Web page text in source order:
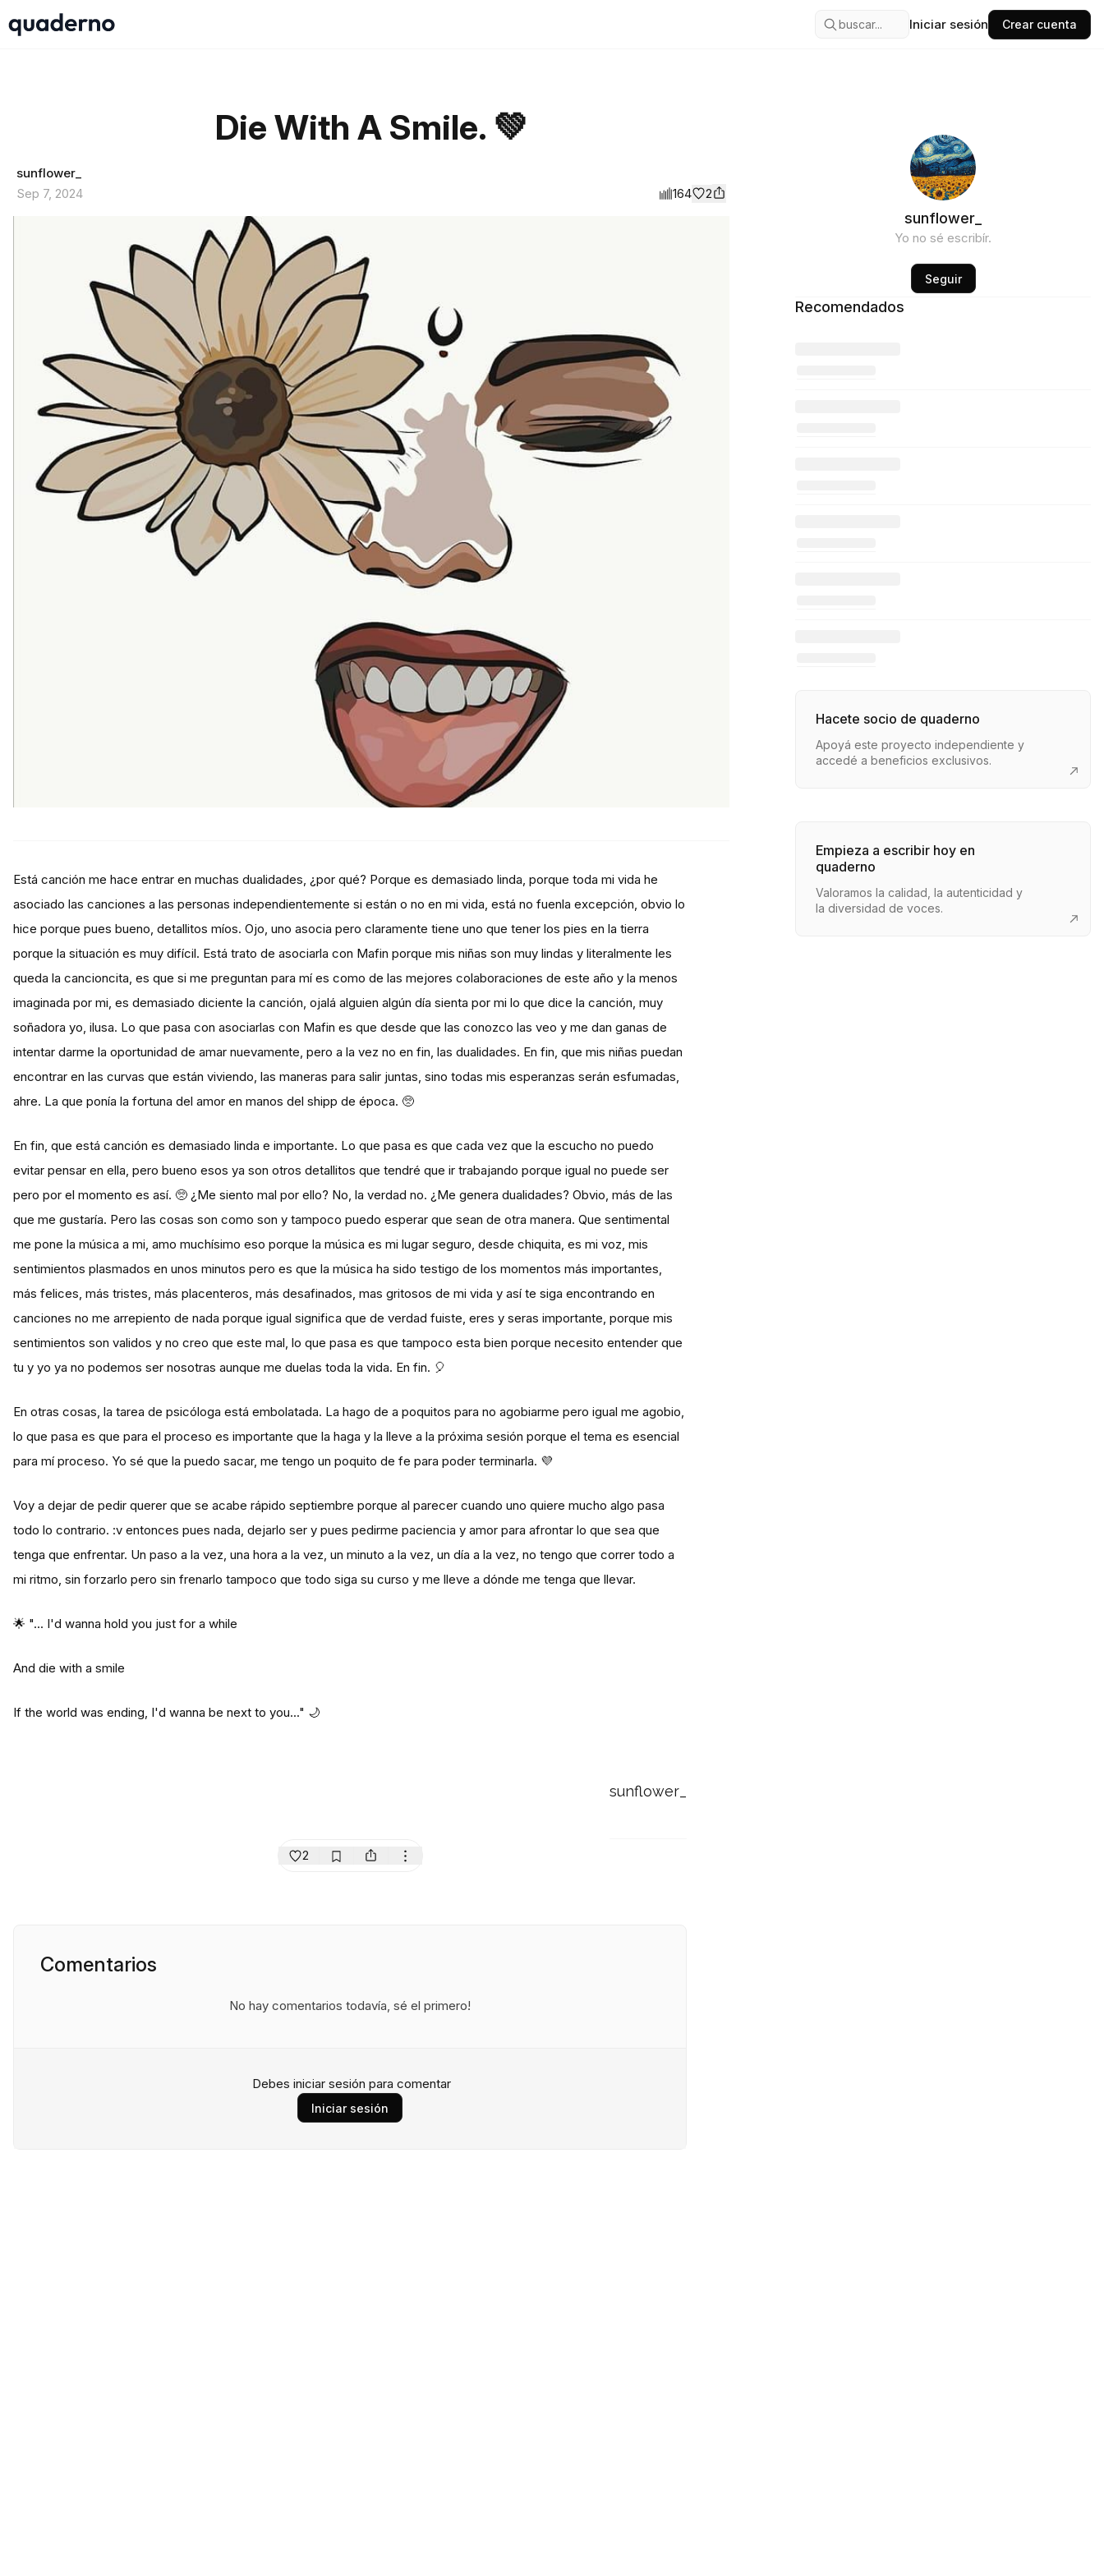
buscar... Iniciar sesión Crear cuenta
Die With A Smile. 💚
sunflower_
Sep 7, 2024
164 2
Está canción me hace entrar en muchas dualidades, ¿por qué? Porque es demasiado linda, porque toda mi vida he
asociado las canciones a las personas independientemente si están o no en mi vida, está no fuenla excepción, obvio lo
hice porque pues bueno, detallitos míos. Ojo, uno asocia pero claramente tiene uno que tener los pies en la tierra
porque la situación es muy difícil. Está trato de asociarla con Mafin porque mis niñas son muy lindas y literalmente les
queda la cancioncita, es que si me preguntan para mí es como de las mejores colaboraciones de este año y la menos
imaginada por mi, es demasiado diciente la canción, ojalá alguien algún día sienta por mi lo que dice la canción, muy
soñadora yo, ilusa. Lo que pasa con asociarlas con Mafin es que desde que las conozco las veo y me dan ganas de
intentar darme la oportunidad de amar nuevamente, pero a la vez no en fin, las dualidades. En fin, que mis niñas puedan
encontrar en las curvas que están viviendo, las maneras para salir juntas, sino todas mis esperanzas serán esfumadas,
ahre. La que ponía la fortuna del amor en manos del shipp de época. 🥺
En fin, que está canción es demasiado linda e importante. Lo que pasa es que cada vez que la escucho no puedo
evitar pensar en ella, pero bueno esos ya son otros detallitos que tendré que ir trabajando porque igual no puede ser
pero por el momento es así. 🥺 ¿Me siento mal por ello? No, la verdad no. ¿Me genera dualidades? Obvio, más de las
que me gustaría. Pero las cosas son como son y tampoco puedo esperar que sean de otra manera. Que sentimental
me pone la música a mi, amo muchísimo eso porque la música es mi lugar seguro, desde chiquita, es mi voz, mis
sentimientos plasmados en unos minutos pero es que la música ha sido testigo de los momentos más importantes,
más felices, más tristes, más placenteros, más desafinados, mas gritosos de mi vida y así te siga encontrando en
canciones no me arrepiento de nada porque igual significa que de verdad fuiste, eres y seras importante, porque mis
sentimientos son validos y no creo que este mal, lo que pasa es que tampoco esta bien porque necesito entender que
tu y yo ya no podemos ser nosotras aunque me duelas toda la vida. En fin. 🎈
En otras cosas, la tarea de psicóloga está embolatada. La hago de a poquitos para no agobiarme pero igual me agobio,
lo que pasa es que para el proceso es importante que la haga y la lleve a la próxima sesión porque el tema es esencial
para mí proceso. Yo sé que la puedo sacar, me tengo un poquito de fe para poder terminarla. 💜
Voy a dejar de pedir querer que se acabe rápido septiembre porque al parecer cuando uno quiere mucho algo pasa
todo lo contrario. :v entonces pues nada, dejarlo ser y pues pedirme paciencia y amor para afrontar lo que sea que
tenga que enfrentar. Un paso a la vez, una hora a la vez, un minuto a la vez, un día a la vez, no tengo que correr todo a
mi ritmo, sin forzarlo pero sin frenarlo tampoco que todo siga su curso y me lleve a dónde me tenga que llevar.
🌟 "... I'd wanna hold you just for a while
And die with a smile
If the world was ending, I'd wanna be next to you..." 🌙
sunflower_
2
Comentarios
No hay comentarios todavía, sé el primero!
Debes iniciar sesión para comentar
Iniciar sesión
sunflower_
Yo no sé escribír.
Seguir
Recomendados
Hacete socio de quaderno
Apoyá este proyecto independiente y
accedé a beneficios exclusivos.
Empieza a escribir hoy en
quaderno
Valoramos la calidad, la autenticidad y
la diversidad de voces.